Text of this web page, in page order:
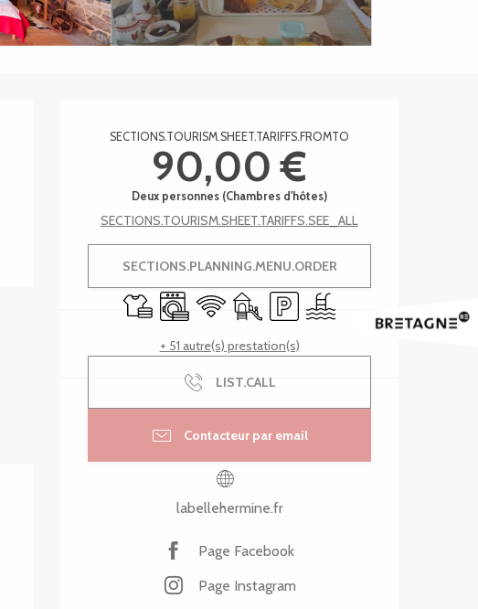
Ouverture et
SECTIONS.TOURISM.SHEET.TARIFFS.FROMTO
90,00 €
Deux personnes (Chambres d'hôtes)
SECTIONS.TOURISM.SHEET.TARIFFS.SEE_ALL
SECTIONS.PLANNING.MENU.ORDER
Draps et linge
Lave linge
WiFi Jeux pour enfants / Espace jeux
Parking Piscine
+ 51 autre(s) prestation(s)
LIST.CALL
Contacteur par email
labellehermine.fr
Page Facebook
Page Instagram